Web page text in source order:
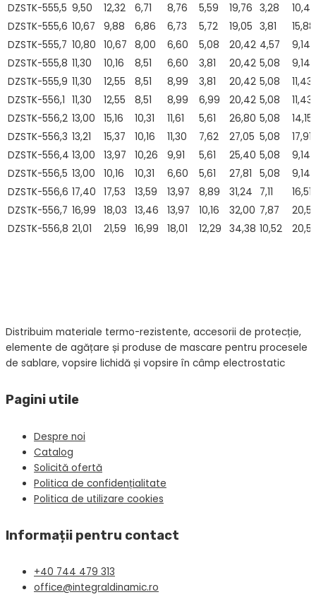
DZSTK-555,5 9,50 12,32 6,71 8,76 5,59 19,76 3,28
10,41
DZSTK-555,6 10,67 9,88 6,86 6,73 5,72 19,05 3,81
15,88
DZSTK-555,7 10,80 10,67 8,00 6,60 5,08 20,42 4,57
9,14
DZSTK-555,8 11,30 10,16 8,51 6,60 3,81 20,42 5,08
9,14
DZSTK-555,9 11,30 12,55 8,51 8,99 3,81 20,42 5,08
11,43
DZSTK-556,1 11,30 12,55 8,51 8,99 6,99 20,42 5,08
11,43
DZSTK-556,2 13,00 15,16 10,31 11,61 5,61 26,80 5,08
14,15
DZSTK-556,3 13,21 15,37 10,16 11,30 7,62 27,05 5,08
17,91
DZSTK-556,4 13,00 13,97 10,26 9,91 5,61 25,40 5,08
9,14
DZSTK-556,5 13,00 10,16 10,31 6,60 5,61 27,81 5,08
9,14
DZSTK-556,6 17,40 17,53 13,59 13,97 8,89 31,24 7,11
16,51
DZSTK-556,7 16,99 18,03 13,46 13,97 10,16 32,00 7,87
DZSTK-556,8 21,01 21,59 16,99 18,01 12,29 34,38 10,52
Distribuim materiale termo-rezistente, accesorii de protecție,
elemente de agățare și produse de mascare pentru procesele
de sablare, vopsire lichidă și vopsire în câmp electrostatic
Pagini utile
Despre noi
Catalog
Solicită ofertă
Politica de confidențialitate
Politica de utilizare cookies
Informații pentru contact
+40 744 479 313
office@integraldinamic.ro